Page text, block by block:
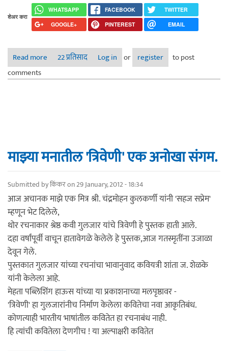
शेअर करा
WHATSAPP FACEBOOK
TWITTER
GOOGLE+
PINTEREST EMAIL
Read more about त्रिवेणी - १
22 प्रतिसाद Log in or register
to post
comments
माझ्या मनातील 'त्रिवेणी' एक अनोखा संगम.
Submitted byकिंकरon 29 January, 2012 - 18:34
आज अचानक माझे एक मित्र श्री. चंद्रमोहन कुलकर्णी यांनी 'सहज सप्रेम'
म्हणून भेट दिलेले,
थोर रचनाकार श्रेष्ठ कवी गुलजार यांचे त्रिवेणी हे पुस्तक हाती आले.
दहा वर्षांपूर्वी वाचून हातावेगळे केलेले हे पुस्तक,आज गतस्मृतींना उजाळा
देवून गेले.
पुस्तकात गुलजार यांच्या रचनांचा भावानुवाद कवियत्री शांता ज. शेळके
यांनी केलेला आहे.
मेहता पब्लिशिंग हाऊस यांच्या या प्रकाशनाच्या मलपृष्ठावर -
'त्रिवेणी' हा गुलजारांनीच निर्माण केलेला कवितेचा नवा आकृतिबंध.
कोणत्याही भारतीय भाषांतील कवितेत हा रचनाबंध नाही.
हि त्यांची कवितेला देणगीच ! या अल्पाक्षरी कवितेत